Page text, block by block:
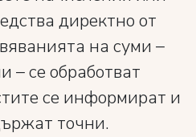
директно от
на суми –
– се обработват
се информират и
точни.